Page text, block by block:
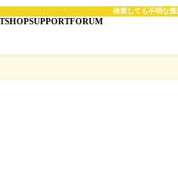
検索しても不明な箇
SHOPSUPPORTFORUM